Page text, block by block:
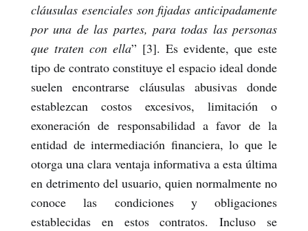
cláusulas esenciales son fijadas anticipadamente
por una de las partes, para todas las personas
que traten con ella” [3]. Es evidente, que este
tipo de contrato constituye el espacio ideal donde
suelen encontrarse cláusulas abusivas donde
establezcan costos excesivos, limitación o
exoneración de responsabilidad a favor de la
entidad de intermediación financiera, lo que le
otorga una clara ventaja informativa a esta última
en detrimento del usuario, quien normalmente no
conoce las condiciones y obligaciones
establecidas en estos contratos. Incluso se